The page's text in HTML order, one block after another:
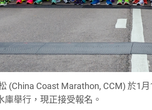
(China Coast Marathon, CCM) 於1
庫舉行，現正接受報名。